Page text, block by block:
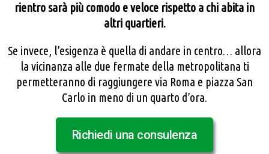
rientro sarà più comodo e veloce rispetto a chi abita in
altri quartieri.
Se invece, l’esigenza è quella di andare in centro… allora
la vicinanza alle due fermate della metropolitana ti
permetteranno di raggiungere via Roma e piazza San
Carlo in meno di un quarto d’ora.
Richiedi una consulenza